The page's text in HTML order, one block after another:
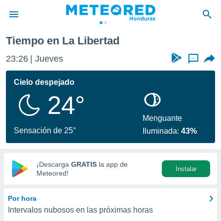
de
ha sido
calidad.
a este
las
y
digital
basada
Tiempo en La Libertad
23:26 Jueves ...
Cielo despejado
24°
Sensación de 25°
Menguante
Iluminada:43%
¡Descarga GRATIS la app de
Meteored!
Instalar
Por hora
Intervalos nubosos en las próximas horas